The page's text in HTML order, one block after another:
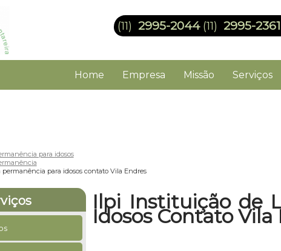
Home Empresa Missão Serviços
(11) 2995-2044 (11) 2995-2361
para idosos
para idosos contato Vila Endres
Ilpi Instituição de
Idosos Contato Vila